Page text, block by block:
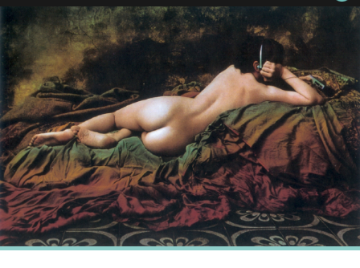
JEGYEK
ELÉRHETŐSÉG
PALOTASÉTÁK ÉS VEZETÉSEK
KÖZÉRDEKŰ ADATOK